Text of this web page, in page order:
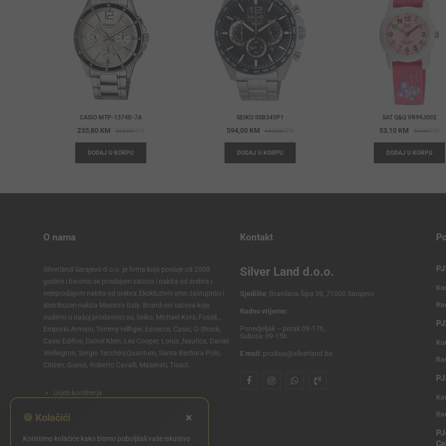
CASIO MTP-1374D-7A
262,00KM
price
262,00 KM.
235,80 KM
price
235,80 KM.
DODAJ U KORPU
SEIKO SSB345P1
660,00KM
price
660,00 KM.
594,00 KM
price
594,00 KM.
DODAJ U KORPU
SAT Q&Q VR99J002
59,00
53,10 KM
DODAJ U KORPU
O nama
Silverland Sarajevo d.o.o. je firma koja posluje od 2008
godine i bavimo se prodajom satova i nakita od srebra i
veleprodajom nakita od srebra.Ekskluzivni smo zastupnici i
distributeri nakita Maestro Italy. Brand-ovi satova koje
nudimo u našoj prodavnici su, Seiko, Michael Kors, Fossil, ,
Emporio Armani, Tommy Hilfiger, Essence, Casio, G-Shock,
Casio Edifice, Dainel Klein, Lee Cooper, Lorus ,Nautica, Daniel
Wellington, Sergio Tacchini,Quantum, Santa Barbara Polo,
Citizen, Guess, Roberto Cavalli, Maserati, Tissot.
Uvjeti korištenja
Politika kolačića
POSTAVKE KOLAČIĆA
Kontakt
Silver Land d.o.o.
Sjedište: Branilaca Šipa 39, 71000 Sarajevo
Radno vrijeme:
Ponedjeljak – petak 09-17h,
Subota: 09-15h
E mail: prodaja@silverland.ba
🍪 Kolačići ×
Koristimo kolačiće kako bismo poboljšali vaše iskustvo